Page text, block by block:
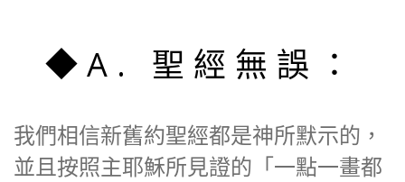
◆A. 聖經無誤：
我們相信新舊約聖經都是神所默示的，
並且按照主耶穌所見證的「一點一畫都